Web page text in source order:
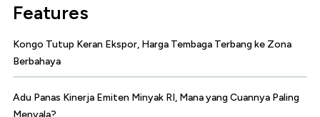
Features
Kongo Tutup Keran Ekspor, Harga Tembaga Terbang ke Zona
Berbahaya
Adu Panas Kinerja Emiten Minyak RI, Mana yang Cuannya Paling
Menyala?